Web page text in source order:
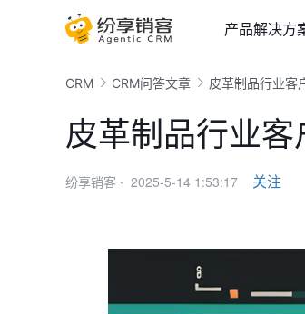
产品解决方
CRM CRM问答文章 皮革制品行业客
皮革制品行业
纷享销客 · 2025-5-14 1:53:17 关注